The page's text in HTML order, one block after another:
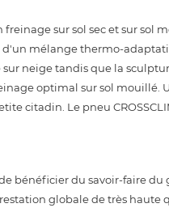
freinage sur sol sec et sur
d'un mélange thermo-
neige tandis que la
optimal sur sol mouillé.
citadin. Le pneu
bénéficier du savoir-faire
globale de très